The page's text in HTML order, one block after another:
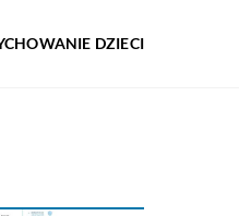
DZIECI